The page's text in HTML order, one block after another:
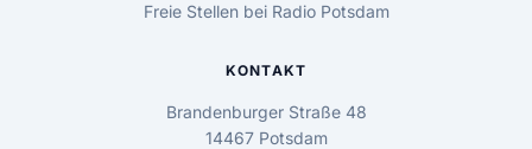
Freie Stellen bei Radio Potsdam
KONTAKT
Brandenburger Straße 48
14467 Potsdam